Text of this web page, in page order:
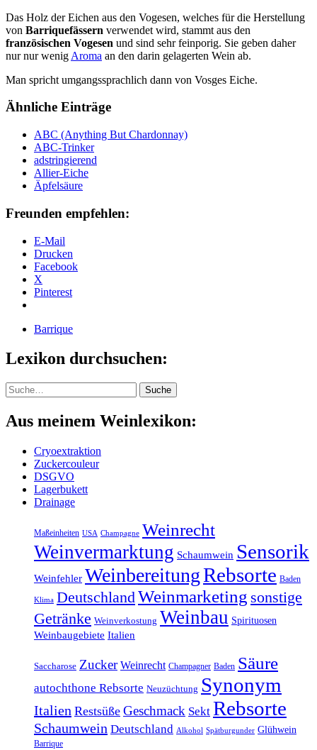
Das Holz der Eichen aus den Vogesen, welches für die Herstellung
von Barriquefässern verwendet wird, stammt aus den
französischen Vogesen und sind sehr feinporig. Sie geben daher
nur nur wenig Aroma an den darin gelagerten Wein ab.
Man spricht umgangssprachlich dann von Vosges Eiche.
Ähnliche Einträge
ABC (Anything But Chardonnay)
ABC-Trinker
adstringierend
Allier-Eiche
Äpfelsäure
Freunden empfehlen:
E-Mail
Drucken
Facebook
X
Pinterest
Barrique
Lexikon durchsuchen:
Suche Suche
Aus meinem Weinlexikon:
Cryoextraktion
Zuckercouleur
DSGVO
Lagerbukett
Drainage
Maßeinheiten USA Champagne Weinrecht
Weinvermarktung Schaumwein Sensorik
Weinfehler WeinbereitungRebsorte Baden
Klima DeutschlandWeinmarketing sonstige
Getränke Weinverkostung Weinbau Spirituosen
Weinbaugebiete Italien
Saccharose Zucker Weinrecht Champagner Baden Säure
autochthone Rebsorte Neuzüchtung Synonym
Italien Restsüße Geschmack Sekt Rebsorte
Schaumwein Deutschland Alkohol Spätburgunder Glühwein
Barrique